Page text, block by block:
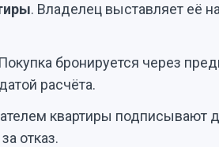
. Владелец выставляет её
бронируется через
расчёта.
квартиры подписывают
отказ.